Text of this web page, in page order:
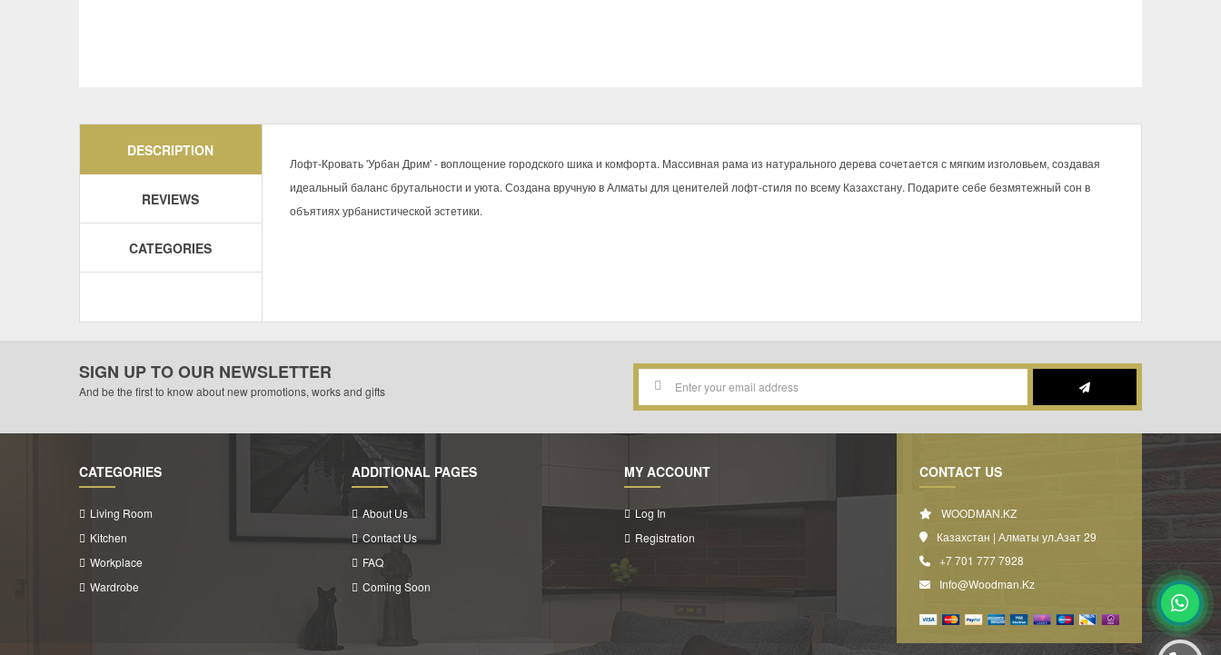
DESCRIPTION
REVIEWS
CATEGORIES
Лофт-Кровать 'Урбан Дрим' - воплощение городского шика и комфорта. Массивная рама из натурального дерева сочетается с мягким изголовьем, создавая
идеальный баланс брутальности и уюта. Создана вручную в Алматы для ценителей лофт-стиля по всему Казахстану. Подарите себе безмятежный сон в
объятиях урбанистической эстетики.
SIGN UP TO OUR NEWSLETTER
And be the first to know about new promotions, works and gifts
CATEGORIES
Living Room
Kitchen
Workplace
Wardrobe
ADDITIONAL PAGES
About Us
Contact Us
FAQ
Coming Soon
MY ACCOUNT
Log In
Registration
CONTACT US
WOODMAN.KZ
Казахстан | Алматы ул.Азат 29
+7 701 777 7928
Info@woodman.kz